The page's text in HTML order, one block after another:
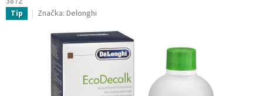
Tip Značka: Delonghi